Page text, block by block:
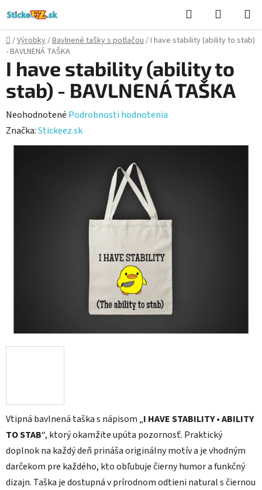
na
obsah
Hľadať
KOŠÍK
Domov
/Výrobky/Bavlnené tašky s potlačou/I have stability (ability to stab)
- BAVLNENÁ TAŠKA
Vtipná bavlnená taška s nápisom „I HAVE STABILITY • ABILITY
TO STAB“, ktorý okamžite upúta pozornosť. Praktický
doplnok na každý deň prináša originálny motív a je vhodným
darčekom pre každého, kto obľubuje čierny humor a funkčný
dizajn. Taška je dostupná v prírodnom odtieni natural s čiernou
I have stability (ability to
stab) - BAVLNENÁ TAŠKA
Priemerné
hodnotenie
produktu
Neohodnotené Podrobnosti hodnotenia
Značka:Stickeez.sk